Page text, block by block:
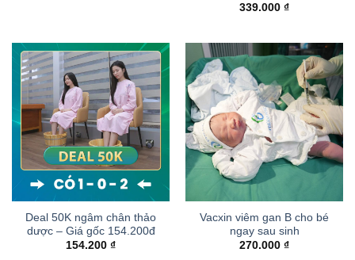
339.000 ₫
Deal 50K ngâm chân thảo
dược – Giá gốc 154.200đ
154.200 ₫
Vacxin viêm gan B cho bé
ngay sau sinh
270.000 ₫